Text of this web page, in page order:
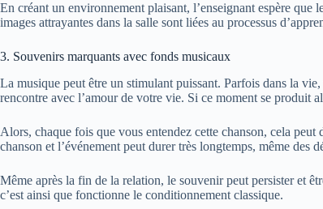
En créant un environnement plaisant, l’enseignant espère que
images attrayantes dans la salle sont liées au processus
3. Souvenirs marquants avec fonds musicaux
La musique peut être un stimulant puissant. Parfois dans la
rencontre avec l’amour de votre vie. Si ce moment se produit
Alors, chaque fois que vous entendez cette chanson, cela
chanson et l’événement peut durer très longtemps, même des
Même après la fin de la relation, le souvenir peut persister et
c’est ainsi que fonctionne le conditionnement classique.